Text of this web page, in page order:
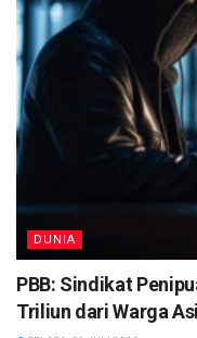
DUNIA
PBB: Sindikat
Triliun dari Warga